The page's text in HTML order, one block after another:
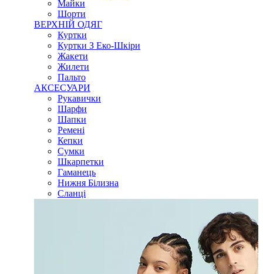
Майки
Шорти
ВЕРХНІЙ ОДЯГ
Куртки
Куртки З Еко-Шкіри
Жакети
Жилети
Пальто
АКСЕСУАРИ
Рукавички
Шарфи
Шапки
Ремені
Кепки
Сумки
Шкарпетки
Гаманець
Нижня Білизна
Сланці